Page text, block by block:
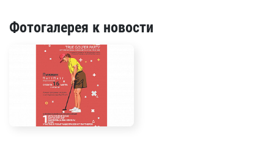
Фотогалерея к новости